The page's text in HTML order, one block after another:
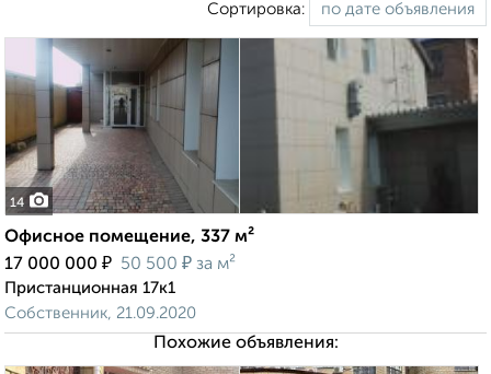
Сортировка:
14
Офисное помещение, 337 м²
17 000 000 ₽ 50 500 ₽ за м²
Пристанционная 17к1
Собственник, 21.09.2020
Похожие объявления: